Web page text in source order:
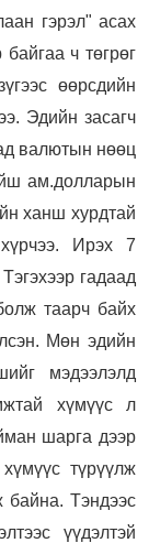
гэрэл" асах
ч төгрөг
өөрсдийн
Эдийн засагч
валютын нөөц
ам.долларын
ханш хурдтай
Ирэх 7
гадаад
таарч байх
Мөн эдийн
мэдээлэлд
хүмүүс л
шарга дээр
түрүүлж
байна. Тэндээс
үүдэлтэй